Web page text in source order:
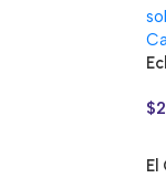
$
El